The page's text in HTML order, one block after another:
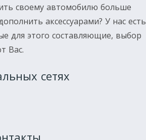
своему автомобилю больше
аксессуарами? У нас есть
для этого составляющие, выбор
Вас.
сетях